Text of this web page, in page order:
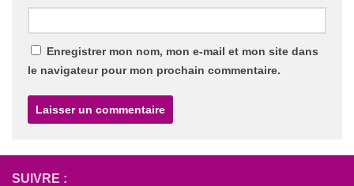
Enregistrer mon nom, mon e-mail et mon site dans
le navigateur pour mon prochain commentaire.
SUIVRE :